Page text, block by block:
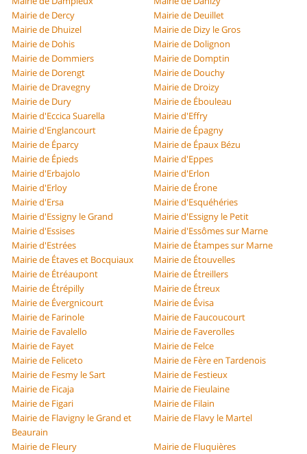
Mairie de Dercy
Mairie de Deuillet
Mairie de Dhuizel
Mairie de Dizy le Gros
Mairie de Dohis
Mairie de Dolignon
Mairie de Dommiers
Mairie de Domptin
Mairie de Dorengt
Mairie de Douchy
Mairie de Dravegny
Mairie de Droizy
Mairie de Dury
Mairie de Ébouleau
Mairie d'Eccica Suarella
Mairie d'Effry
Mairie d'Englancourt
Mairie de Épagny
Mairie de Éparcy
Mairie de Épaux Bézu
Mairie de Épieds
Mairie d'Eppes
Mairie d'Erbajolo
Mairie d'Erlon
Mairie d'Erloy
Mairie de Érone
Mairie d'Ersa
Mairie d'Esquéhéries
Mairie d'Essigny le Grand
Mairie d'Essigny le Petit
Mairie d'Essises
Mairie d'Essômes sur Marne
Mairie d'Estrées
Mairie de Étampes sur Marne
Mairie de Étaves et Bocquiaux
Mairie de Étouvelles
Mairie de Étréaupont
Mairie de Étreillers
Mairie de Étrépilly
Mairie de Étreux
Mairie de Évergnicourt
Mairie de Évisa
Mairie de Farinole
Mairie de Faucoucourt
Mairie de Favalello
Mairie de Faverolles
Mairie de Fayet
Mairie de Felce
Mairie de Feliceto
Mairie de Fère en Tardenois
Mairie de Fesmy le Sart
Mairie de Festieux
Mairie de Ficaja
Mairie de Fieulaine
Mairie de Figari
Mairie de Filain
Mairie de Flavigny le Grand et
Beaurain
Mairie de Flavy le Martel
Mairie de Fleury
Mairie de Fluquières